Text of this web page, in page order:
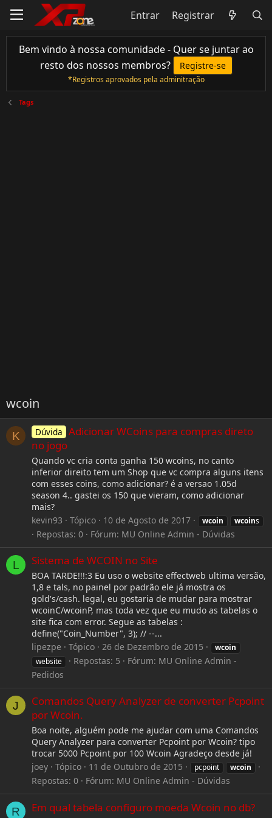
Entrar Registrar
Bem vindo à nossa comunidade - Quer se juntar ao
resto dos nossos membros?
Registre-se
*Registros aprovados pela adminitração
Tags
wcoin
K Dúvida Adicionar WCoins para compras direto
no jogo
Quando vc cria conta ganha 150 wcoins, no canto
inferior direito tem um Shop que vc compra alguns itens
com esses coins, como adicionar? é a versao 1.05d
season 4.. gastei os 150 que vieram, como adicionar
mais?
kevin93
Tópico 10 de Agosto de 2017 wcoin wcoins
Repostas: 0 Fórum: MU Online Admin - Dúvidas
L Sistema de WCOIN no Site
BOA TARDE!!!:3 Eu uso o website effectweb ultima versão,
1,8 e tals, no painel por padrão ele já mostra os
gold's/cash. legal, eu gostaria de mudar para mostrar
wcoinC/wcoinP, mas toda vez que eu mudo as tabelas o
site fica com error. Segue as tabelas :
define("Coin_Number", 3); // --...
lipezpe
Tópico 26 de Dezembro de 2015
wcoin
website
Repostas: 5 Fórum: MU Online Admin -
Pedidos
J
Comandos Query Analyzer de converter Pcpoint
por Wcoin.
Boa noite, alguém pode me ajudar com uma Comandos
Query Analyzer para converter Pcpoint por Wcoin? tipo
trocar 5000 Pcpoint por 100 Wcoin Agradeço desde já!
joey
Tópico 11 de Outubro de 2015 pcpoint wcoin
Repostas: 0 Fórum: MU Online Admin - Dúvidas
R Em qual tabela configuro moeda Wcoin no db?